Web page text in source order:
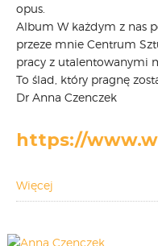
opus.
Album W każdym z nas
przeze mnie Centrum
pracy z utalentowanymi
To ślad, który pragnę
Dr Anna Czenczek
https://
Więcej